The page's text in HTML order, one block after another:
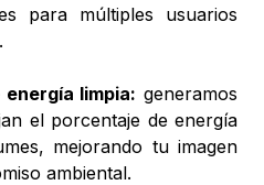
para múltiples usuarios
limpia: generamos
el porcentaje de energía
mejorando tu imagen
ambiental.